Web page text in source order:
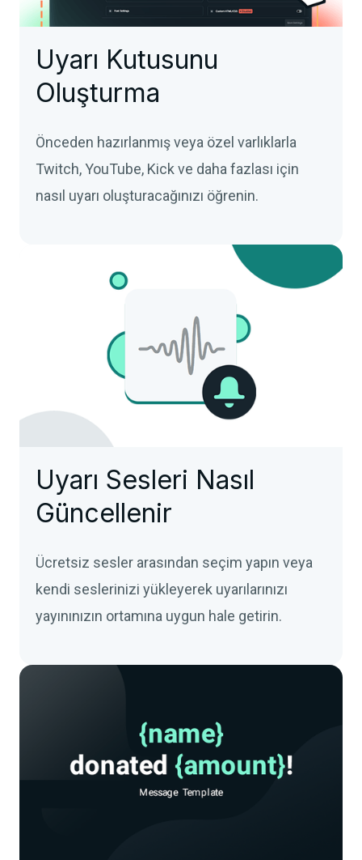
Uyarı Kutusunu
Oluşturma
Önceden hazırlanmış veya özel varlıklarla
Twitch, YouTube, Kick ve daha fazlası için
nasıl uyarı oluşturacağınızı öğrenin.
Uyarı Sesleri Nasıl
Güncellenir
Ücretsiz sesler arasından seçim yapın veya
kendi seslerinizi yükleyerek uyarılarınızı
yayınınızın ortamına uygun hale getirin.